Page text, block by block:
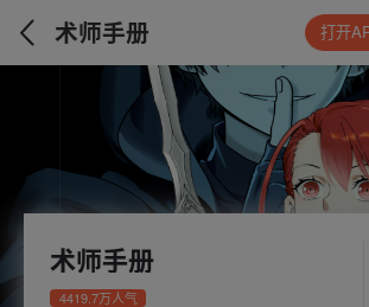
术师手册 打开
术师手册
4419.7万人气